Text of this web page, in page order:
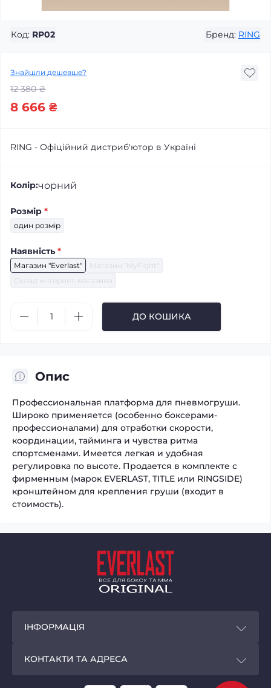
Код: RP02 Бренд: RING
Знайшли дешевше?
12 380 ₴
8 666 ₴
RING - Офіційний дистриб'ютор в Україні
Колір:чорний
Розмір *
один розмір
Наявність *
Магазин "Everlast"
Магазин "MyFight"
Склад интернет-магазина
ДО КОШИКА
Опис
Профессиональная платформа для пневмогруши.
Широко применяется (особенно боксерами-
профессионалами) для отработки скорости,
координации, тайминга и чувства ритма
спортсменами. Имеется легкая и удобная
регулировка по высоте. Продается в комплекте с
фирменным (марок EVERLAST, TITLE или RINGSIDE)
кронштейном для крепления груши (входит в
стоимость).
ІНФОРМАЦІЯ
КОНТАКТИ ТА АДРЕСА